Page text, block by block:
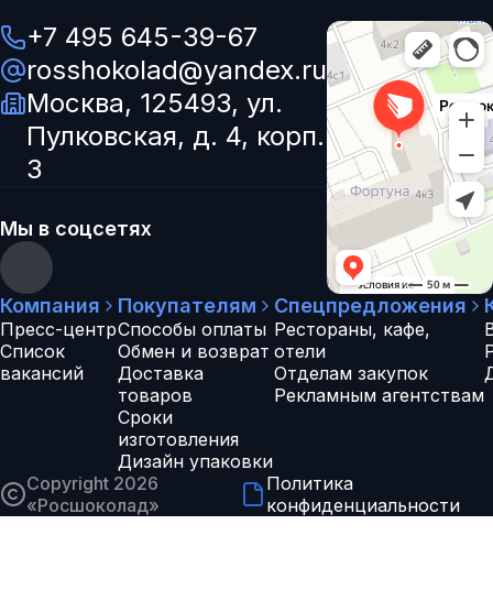
+7 495 645-39-67
rosshokolad@yandex.ru
Москва, 125493, ул.
Пулковская, д. 4, корп.
3
Мы в соцсетях
Компания
Пресс-центр
Список
вакансий
Покупателям
Способы оплаты
Обмен и возврат
Доставка
товаров
Сроки
изготовления
Дизайн упаковки
Спецпредложения
Рестораны, кафе,
отели
Отделам закупок
Рекламным агентствам
Copyright 2026
«Росшоколад»
Политика
конфиденциальности